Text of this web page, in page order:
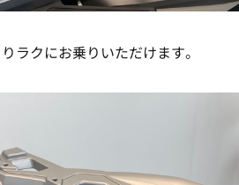
ラクにお乗りいただけます。